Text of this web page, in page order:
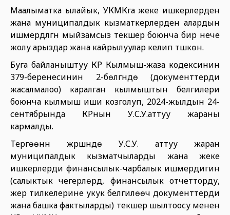
Маалыматка ылайык, УКМКга жеке ишкерлерден
жана муниципалдык кызматкерлерден алардын
ишмердүүлүгүн мыйзамсыз текшерүү боюнча бир нече
жолу арыздар жана кайрылуулар келип түшкөн.
Буга байланыштуу КР Кылмыш-жаза кодексинин
379-беренесинин 2-бөлүгүндө (документтерди
жасалмалоо) каралган кылмыштын белгилери
боюнча кылмыш иши козголуп, 2024-жылдын 24-
сентябрында КРнын У.С.У.аттуу жараны
кармалды.
Тергөөнүн жүрүшүндө У.С.У. аттуу жаран
муниципалдык кызматчыларды жана жеке
ишкерлерди финансылык-чарбалык ишмердигин
(салыктык чегерүүлөрдү, финансылык отчетторду,
жер тилкелерине укук белгилөөчү документтерди
жана башка фактыларды) текшерүү шылтоосу менен